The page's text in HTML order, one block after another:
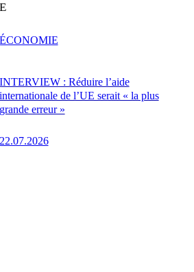
: Réduire l’aide
de l’UE serait « la plus
grande erreur »
ÉCONOMIE